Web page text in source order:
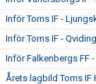
Inför Torns IF -
Inför Torns IF -
Inför Falkenbergs FF -
Årets lagbild Torns IF